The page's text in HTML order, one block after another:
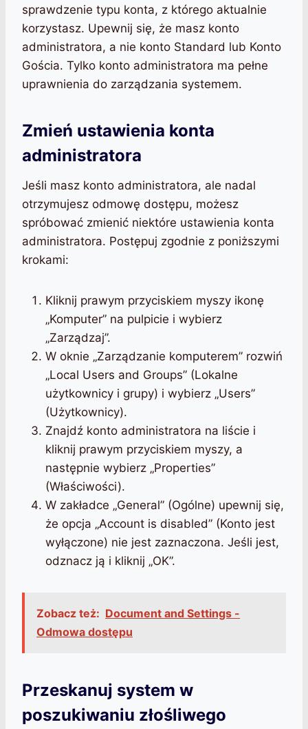
sprawdzenie typu konta, z którego aktualnie
korzystasz. Upewnij się, że masz konto
administratora, a nie konto Standard lub Konto
Gościa. Tylko konto administratora ma pełne
uprawnienia do zarządzania systemem.
Zmień ustawienia konta
administratora
Jeśli masz konto administratora, ale nadal
otrzymujesz odmowę dostępu, możesz
spróbować zmienić niektóre ustawienia konta
administratora. Postępuj zgodnie z poniższymi
krokami:
Kliknij prawym przyciskiem myszy ikonę
„Komputer” na pulpicie i wybierz
„Zarządzaj”.
W oknie „Zarządzanie komputerem” rozwiń
„Local Users and Groups” (Lokalne
użytkownicy i grupy) i wybierz „Users”
(Użytkownicy).
Znajdź konto administratora na liście i
kliknij prawym przyciskiem myszy, a
następnie wybierz „Properties”
(Właściwości).
W zakładce „General” (Ogólne) upewnij się,
że opcja „Account is disabled” (Konto jest
wyłączone) nie jest zaznaczona. Jeśli jest,
odznacz ją i kliknij „OK”.
Zobacz też: Document and Settings -
Odmowa dostępu
Przeskanuj system w
poszukiwaniu złośliwego